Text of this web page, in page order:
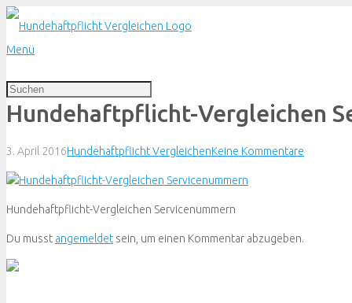
Menü
Hundehaftpflicht-Vergleichen
3. April 2016Hundehaftpflicht VergleichenKeine Kommentare
Hundehaftpflicht-Vergleichen Servicenummern
Du musst angemeldet sein, um einen Kommentar abzugeben.